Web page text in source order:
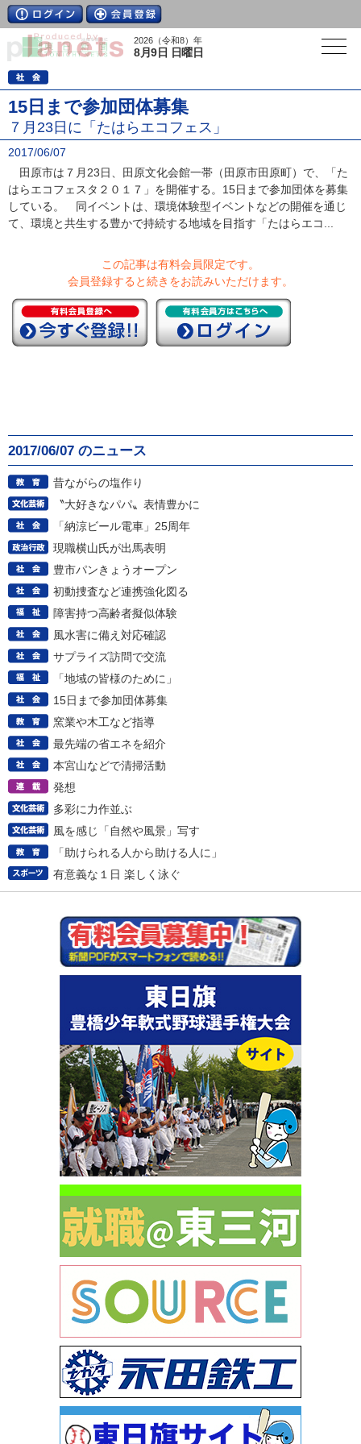
2026（令和8）年
8月9日 日曜日
15日まで参加団体募集
７月23日に「たはらエコフェス」
2017/06/07
田原市は７月23日、田原文化会館一帯（田原市田原町）で、「た
はらエコフェスタ２０１７」を開催する。15日まで参加団体を募集
している。 同イベントは、環境体験型イベントなどの開催を通じ
て、環境と共生する豊かで持続する地域を目指す「たはらエコ...
この記事は有料会員限定です。
会員登録すると続きをお読みいただけます。
2017/06/07 のニュース
昔ながらの塩作り
〝大好きなパパ〟表情豊かに
「納涼ビール電車」25周年
現職横山氏が出馬表明
豊市パンきょうオープン
初動捜査など連携強化図る
障害持つ高齢者擬似体験
風水害に備え対応確認
サプライズ訪問で交流
「地域の皆様のために」
15日まで参加団体募集
窯業や木工など指導
最先端の省エネを紹介
本宮山などで清掃活動
発想
多彩に力作並ぶ
風を感じ「自然や風景」写す
「助けられる人から助ける人に」
有意義な１日 楽しく泳ぐ